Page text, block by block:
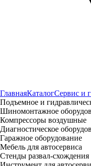
ГлавнаяКаталогСервис и
Подъемное и
Шиномонтажное
Компрессоры воздушные
Диагностическое
Гаражное оборудование
Мебель для автосервиса
Стенды развал-схождения